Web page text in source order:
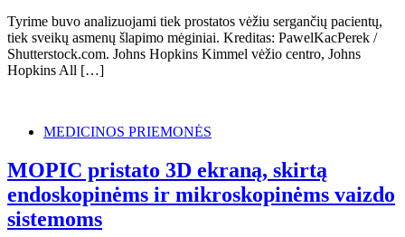
Tyrime buvo analizuojami tiek prostatos vėžiu sergančių pacientų,
tiek sveikų asmenų šlapimo mėginiai. Kreditas: PawelKacPerek /
Shutterstock.com. Johns Hopkins Kimmel vėžio centro, Johns
Hopkins All […]
MEDICINOS PRIEMONĖS
MOPIC pristato 3D ekraną, skirtą
endoskopinėms ir mikroskopinėms vaizdo
sistemoms